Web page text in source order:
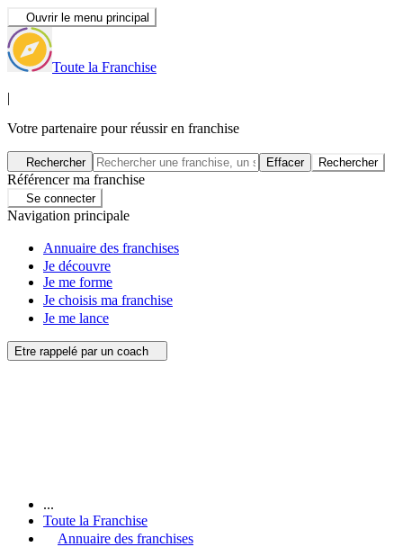
Ouvrir le menu principal
Toute la Franchise
|
Votre partenaire pour réussir en franchise
Rechercher Effacer Rechercher
Référencer ma franchise
Se connecter
Navigation principale
Annuaire des franchises
Je découvre
Je me forme
Je choisis ma franchise
Je me lance
Etre rappelé par un coach
...
Toute la Franchise
Annuaire des franchises